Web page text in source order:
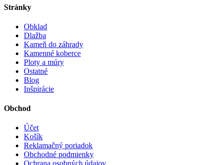
Stránky
Obklad
Dlažba
Kameň do záhrady
Kamenné koberce
Ploty a múry
Ostatné
Blog
Inšpirácie
Obchod
Účet
Košík
Reklamačný poriadok
Obchodné podmienky